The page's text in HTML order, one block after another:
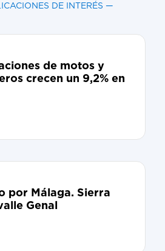
DE INTERÉS —
de motos y
crecen un 9,2% en
por Málaga. Sierra
Genal